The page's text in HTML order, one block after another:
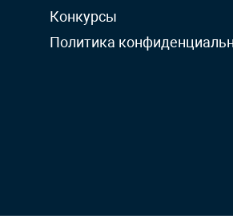
Конкурсы
Политика